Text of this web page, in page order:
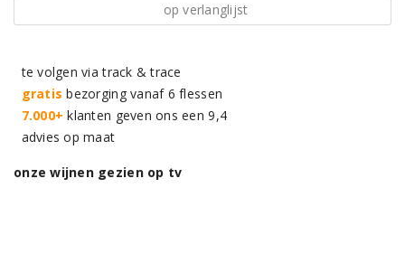
op verlanglijst
te volgen via track & trace
gratis bezorging vanaf 6 flessen
7.000+ klanten geven ons een 9,4
advies op maat
onze wijnen gezien op tv